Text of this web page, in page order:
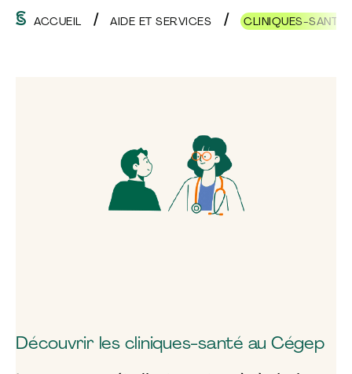
ACCUEIL AIDE ET SERVICES CLINIQUES-SANTÉ
Découvrir les cliniques-santé au Cégep